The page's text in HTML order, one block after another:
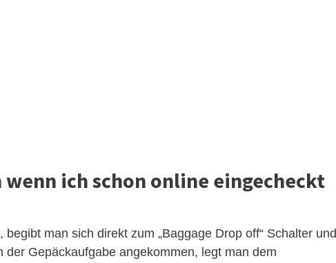
wenn ich schon online eingecheckt
man sich direkt zum „Baggage Drop off“ Schalter und
der Gepäckaufgabe angekommen, legt man dem